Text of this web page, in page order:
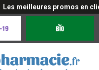
Les meilleures promos en